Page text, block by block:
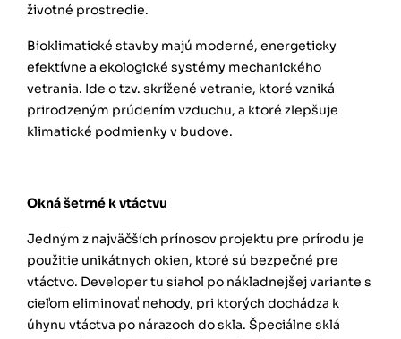
životné prostredie.
Bioklimatické stavby majú moderné, energeticky
efektívne a ekologické systémy mechanického
vetrania. Ide o tzv. skrížené vetranie, ktoré vzniká
prirodzeným prúdením vzduchu, a ktoré zlepšuje
klimatické podmienky v budove.
Okná šetrné k vtáctvu
Jedným z najväčších prínosov projektu pre prírodu je
použitie unikátnych okien, ktoré sú bezpečné pre
vtáctvo. Developer tu siahol po nákladnejšej variante s
cieľom eliminovať nehody, pri ktorých dochádza k
úhynu vtáctva po nárazoch do skla. Špeciálne sklá